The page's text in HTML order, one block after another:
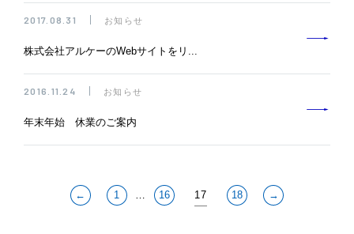
2017.08.31 お知らせ
株式会社アルケーのWebサイトをリ...
2016.11.24 お知らせ
年末年始 休業のご案内
← 1 16 17 18 →